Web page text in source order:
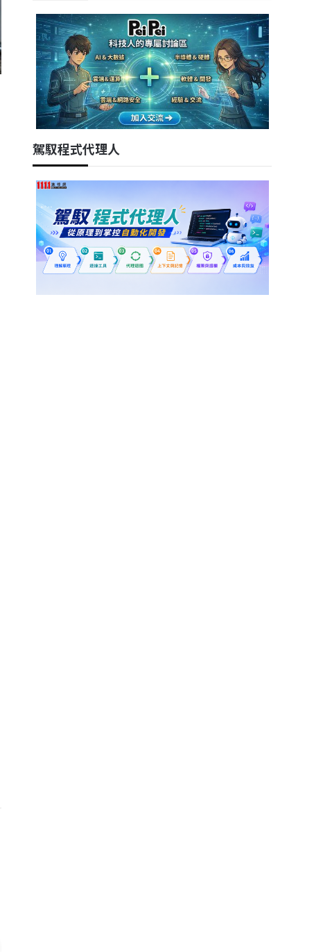
駕馭程式代理人